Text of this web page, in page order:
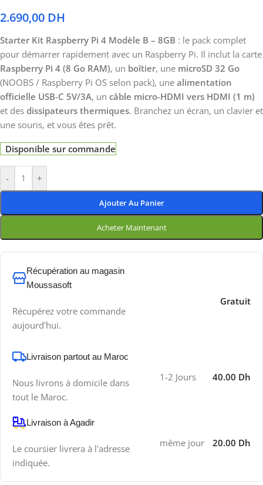
2.690,00 DH
Starter Kit Raspberry Pi 4 Modèle B – 8GB : le pack complet
pour démarrer rapidement avec un Raspberry Pi. Il inclut la carte
Raspberry Pi 4 (8 Go RAM), un boîtier, une microSD 32 Go
(NOOBS / Raspberry Pi OS selon pack), une alimentation
officielle USB-C 5V/3A, un câble micro-HDMI vers HDMI (1 m)
et des dissipateurs thermiques. Branchez un écran, un clavier et
une souris, et vous êtes prêt.
Disponible sur commande
- +
Ajouter Au Panier
Acheter Maintenant
Récupération au magasin
Moussasoft
Récupérez votre commande
aujourd'hui.
Gratuit
Livraison partout au Maroc
Nous livrons à domicile dans
tout le Maroc.
1-2 Jours 40.00 Dh
Livraison à Agadir
Le coursier livrera à l'adresse
indiquée.
même jour 20.00 Dh